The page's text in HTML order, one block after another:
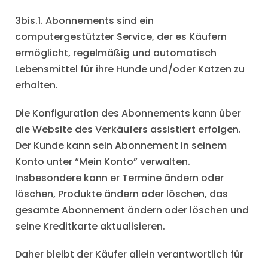
3bis.1. Abonnements sind ein
computergestützter Service, der es Käufern
ermöglicht, regelmäßig und automatisch
Lebensmittel für ihre Hunde und/oder Katzen zu
erhalten.
Die Konfiguration des Abonnements kann über
die Website des Verkäufers assistiert erfolgen.
Der Kunde kann sein Abonnement in seinem
Konto unter “Mein Konto” verwalten.
Insbesondere kann er Termine ändern oder
löschen, Produkte ändern oder löschen, das
gesamte Abonnement ändern oder löschen und
seine Kreditkarte aktualisieren.
Daher bleibt der Käufer allein verantwortlich für